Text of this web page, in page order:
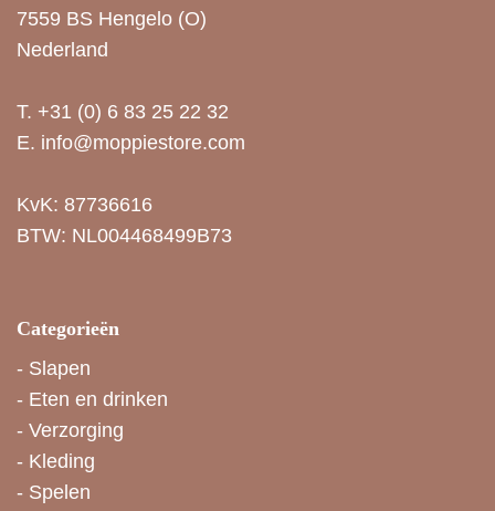
7559 BS Hengelo (O)
Nederland
T. +31 (0) 6 83 25 22 32
E. info@moppiestore.com
KvK: 87736616
BTW: NL004468499B73
Categorieën
- Slapen
- Eten en drinken
- Verzorging
- Kleding
- Spelen